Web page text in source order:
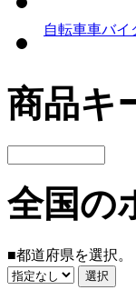
自転車車バイ
商品キ
全国の
■都道府県を選択。